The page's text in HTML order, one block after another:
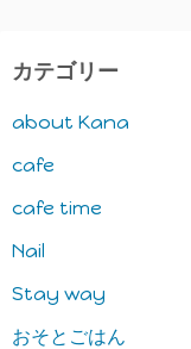
カテゴリー
about Kana
cafe
cafe time
Nail
Stay way
おそとごはん